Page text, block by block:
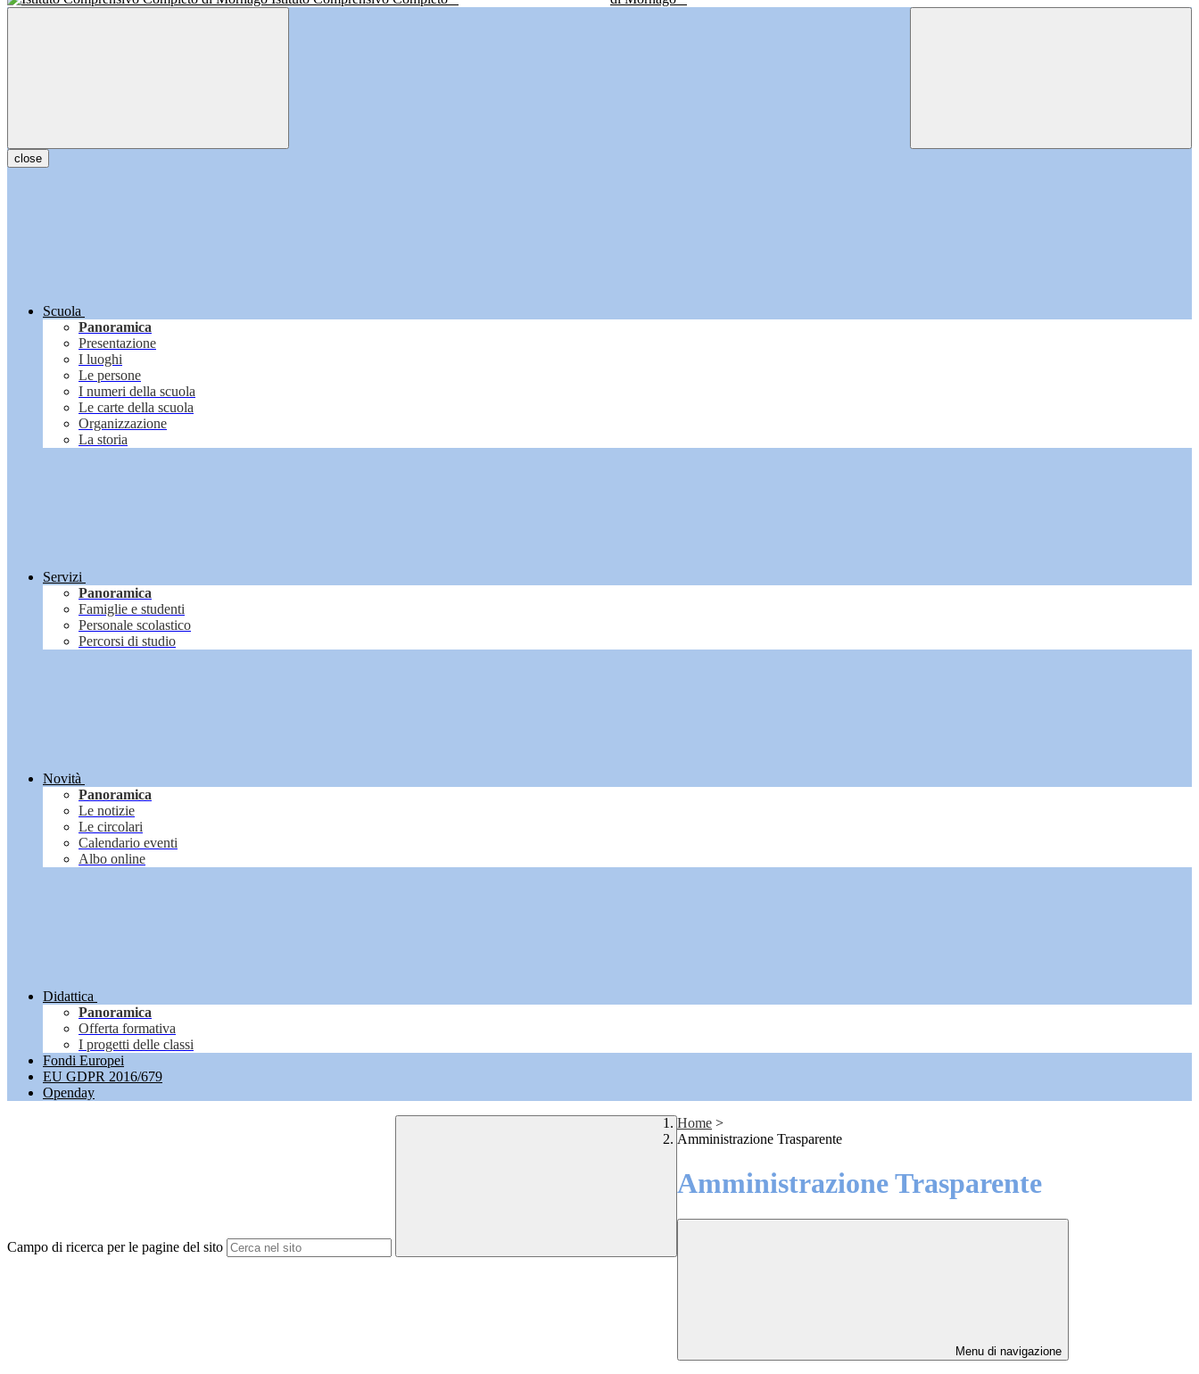
close
Scuola
Panoramica
Presentazione
I luoghi
Le persone
I numeri della scuola
Le carte della scuola
Organizzazione
La storia
Servizi
Panoramica
Famiglie e studenti
Personale scolastico
Percorsi di studio
Novità
Panoramica
Le notizie
Le circolari
Calendario eventi
Albo online
Didattica
Panoramica
Offerta formativa
I progetti delle classi
Fondi Europei
EU GDPR 2016/679
Openday
Campo di ricerca per le pagine del sito
Home >
Amministrazione Trasparente
Amministrazione Trasparente
Menu di navigazione